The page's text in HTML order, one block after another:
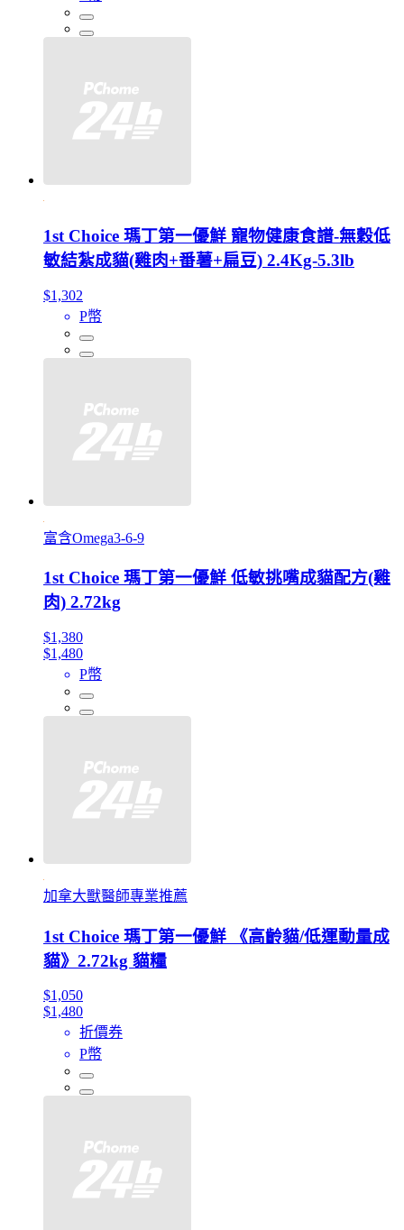
1st Choice 瑪丁第一優鮮 寵物健康食譜-無穀低
敏結紮成貓(雞肉+番薯+扁豆) 2.4Kg-5.3lb
$1,302
P幣
富含Omega3-6-9
1st Choice 瑪丁第一優鮮 低敏挑嘴成貓配方(雞
肉) 2.72kg
$1,380
$1,480
P幣
加拿大獸醫師專業推薦
1st Choice 瑪丁第一優鮮 《高齡貓/低運動量成
貓》2.72kg 貓糧
$1,050
$1,480
折價券
P幣